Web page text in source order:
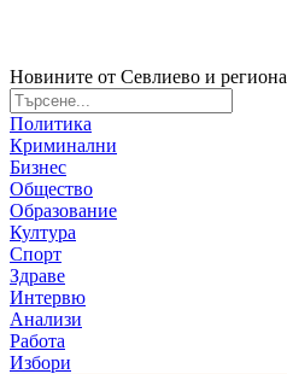
Новините от Севлиево и региона
Политика
Криминални
Бизнес
Общество
Образование
Култура
Спорт
Здраве
Интервю
Анализи
Работа
Избори